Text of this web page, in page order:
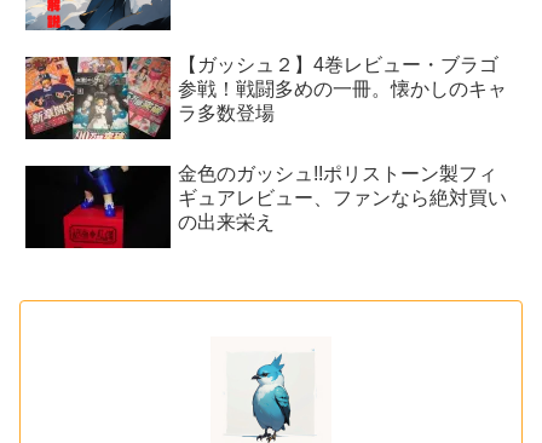
【ガッシュ２】4巻レビュー・ブラゴ
参戦！戦闘多めの一冊。懐かしのキャ
ラ多数登場
金色のガッシュ!!ポリストーン製フィ
ギュアレビュー、ファンなら絶対買い
の出来栄え